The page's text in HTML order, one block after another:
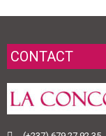
CONTACT